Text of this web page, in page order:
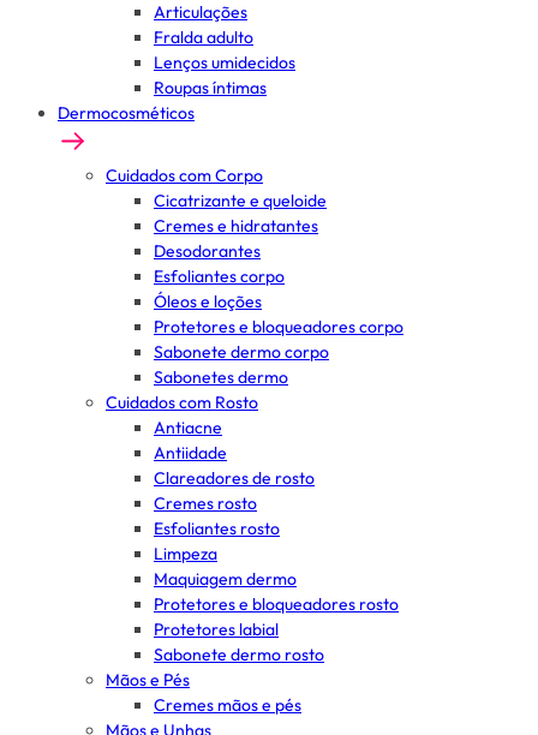
Articulações
Fralda adulto
Lenços umidecidos
Roupas íntimas
Dermocosméticos
Cuidados com Corpo
Cicatrizante e queloide
Cremes e hidratantes
Desodorantes
Esfoliantes corpo
Óleos e loções
Protetores e bloqueadores corpo
Sabonete dermo corpo
Sabonetes dermo
Cuidados com Rosto
Antiacne
Antiidade
Clareadores de rosto
Cremes rosto
Esfoliantes rosto
Limpeza
Maquiagem dermo
Protetores e bloqueadores rosto
Protetores labial
Sabonete dermo rosto
Mãos e Pés
Cremes mãos e pés
Mãos e Unhas